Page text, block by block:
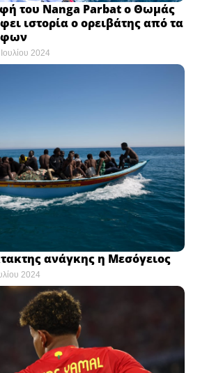
του Nanga Parbat ο Θωμάς
ιστορία ο ορειβάτης από τα
2024
ανάγκης η Μεσόγειος
2024